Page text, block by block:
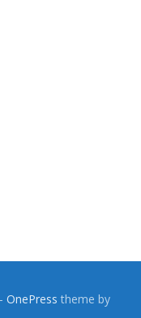
OnePress theme by